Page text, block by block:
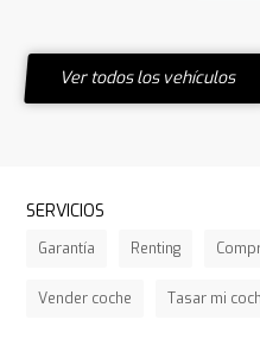
Ver todos los vehículos
SERVICIOS
Garantía Renting
Vender coche Tasar mi